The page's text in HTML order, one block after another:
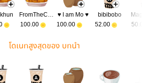
FromTheCorner
100.00
♥ I am Mo ♥
100.00
bibibobo
52.00
50.00
โดเนทสูงสุดของ บทนำ